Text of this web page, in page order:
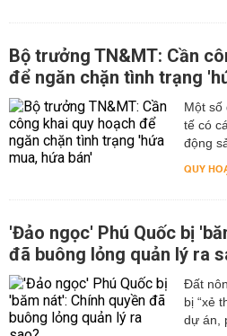
Bộ trưởng TN&MT: Cần
để ngăn chặn tình trạng
Một số
tế có
động
QUY
'Đảo ngọc' Phú Quốc bị
đã buông lỏng quản lý ra
Đất
bị “xẻ
dự án,